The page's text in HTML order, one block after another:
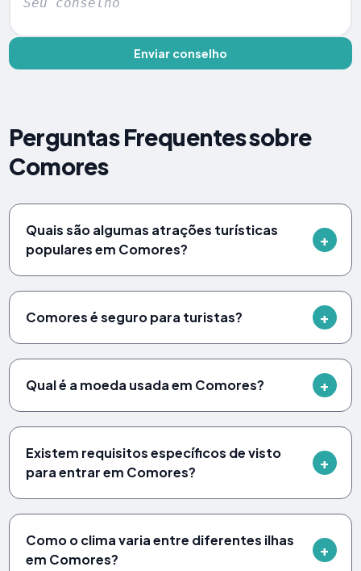
Enviar conselho
Perguntas Frequentes sobre
Comores
Quais são algumas atrações turísticas
populares em Comores?
Comores é seguro para turistas?
Qual é a moeda usada em Comores?
Existem requisitos específicos de visto
para entrar em Comores?
Como o clima varia entre diferentes ilhas
em Comores?